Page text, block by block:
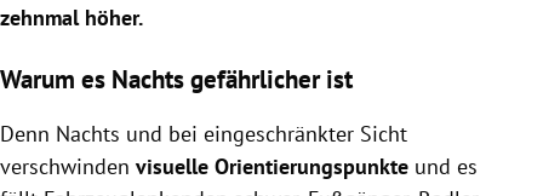
zehnmal höher.
Warum es Nachts gefährlicher ist
Denn Nachts und bei eingeschränkter Sicht
verschwinden visuelle Orientierungspunkte und es